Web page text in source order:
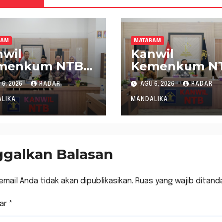
NTB
Tiga
Sumbawa
melalui
6, 2026 RADAR
MATARAM
Kanwil
Kemenkum
Harmonisasi
Empat
untuk Perkuat
Kepastian
AGU 6, 2026 RADAR
MANDALIKA
Balasan
Anda tidak akan dipublikasikan. Ruas yang wajib
*